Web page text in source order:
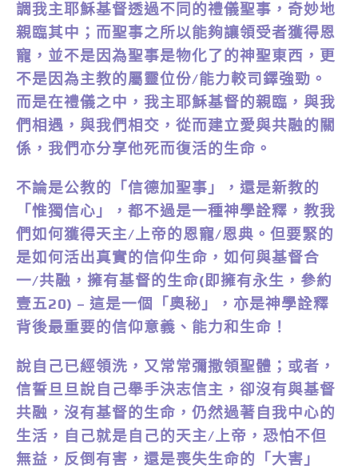
調我主耶穌基督透過不同的禮儀聖事，奇妙地
親臨其中；而聖事之所以能夠讓領受者獲得恩
寵，並不是因為聖事是物化了的神聖東西，更
不是因為主教的屬靈位份/能力較司鐸強勁。
而是在禮儀之中，我主耶穌基督的親臨，與我
們相遇，與我們相交，從而建立愛與共融的關
係，我們亦分享他死而復活的生命。
不論是公教的「信德加聖事」，還是新教的
「惟獨信心」，都不過是一種神學詮釋，教我
們如何獲得天主/上帝的恩寵/恩典。但要緊的
是如何活出真實的信仰生命，如何與基督合
一/共融，擁有基督的生命(即擁有永生，參約
壹五20) – 這是一個「奧秘」，亦是神學詮釋
背後最重要的信仰意義、能力和生命！
說自己已經領洗，又常常彌撒領聖體；或者，
信誓旦旦說自己舉手決志信主，卻沒有與基督
共融，沒有基督的生命，仍然過著自我中心的
生活，自己就是自己的天主/上帝，恐怕不但
無益，反倒有害，還是喪失生命的「大害」